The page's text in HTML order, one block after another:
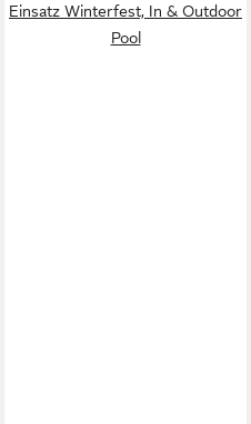
Einsatz Winterfest, In & Outdoor
Pool